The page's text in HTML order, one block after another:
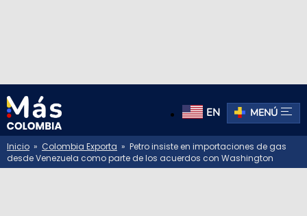
EN MENÚ
Inicio » Colombia Exporta » Petro insiste en importaciones de gas
desde Venezuela como parte de los acuerdos con Washington